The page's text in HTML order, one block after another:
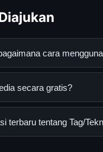
cara
digital yang
secara gratis?
secara gratis
terbaru tentang Tag/